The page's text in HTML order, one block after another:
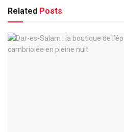
Related Posts